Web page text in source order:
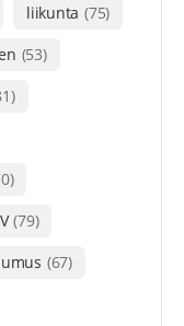
liikunta (75)
(53)
(79)
(67)